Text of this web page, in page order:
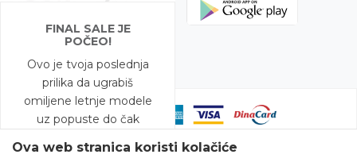
FINAL SALE JE
POČEO!
Ovo je tvoja poslednja
prilika da ugrabiš
omiljene letnje modele
uz popuste do čak
Ova web stranica koristi kolačiće